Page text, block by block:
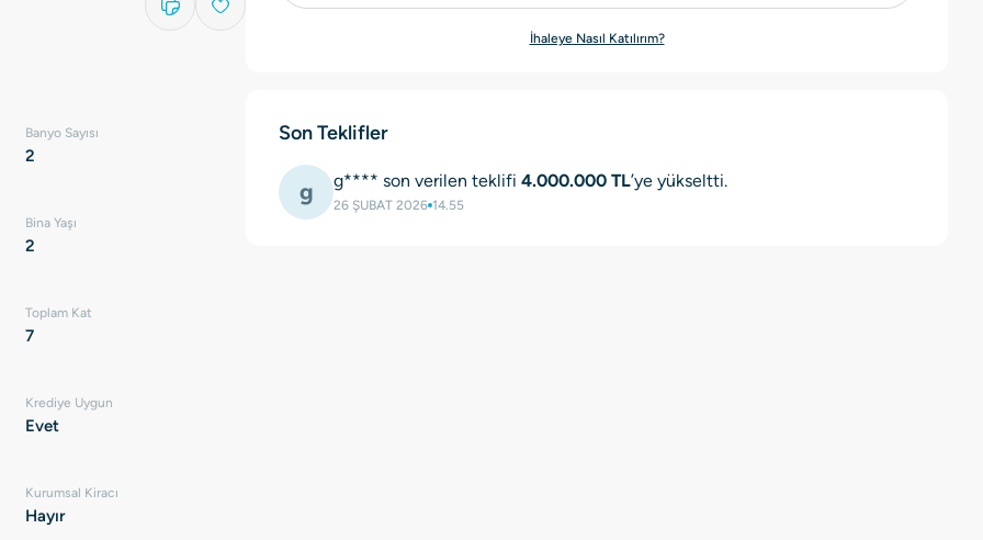
Banyo Sayısı
2
Bina Yaşı
2
Toplam Kat
7
Krediye Uygun
Evet
Kurumsal Kiracı
Hayır
İhaleye Nasıl Katılırım?
Son Teklifler
g g**** son verilen teklifi 4.000.000 TL’ye yükseltti.
26 ŞUBAT 2026 14.55